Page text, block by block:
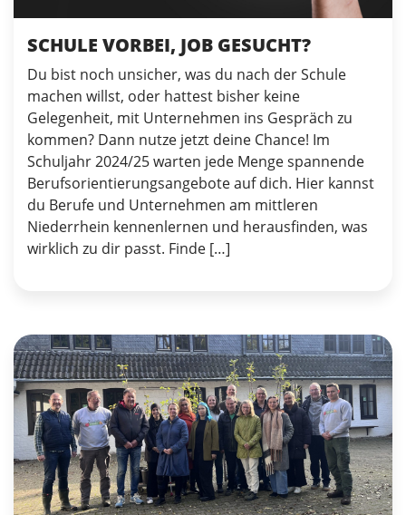
SCHULE VORBEI, JOB GESUCHT?
Du bist noch unsicher, was du nach der Schule
machen willst, oder hattest bisher keine
Gelegenheit, mit Unternehmen ins Gespräch zu
kommen? Dann nutze jetzt deine Chance! Im
Schuljahr 2024/25 warten jede Menge spannende
Berufsorientierungsangebote auf dich. Hier kannst
du Berufe und Unternehmen am mittleren
Niederrhein kennenlernen und herausfinden, was
wirklich zu dir passt. Finde […]